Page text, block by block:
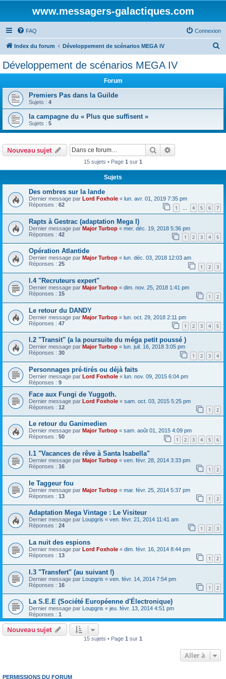
www.messagers-galactiques.com
FAQ Connexion
Index du forum Développement de scénarios MEGA IV
h
Développement de scénarios MEGA IV
Forum
Premiers Pas dans la Guilde
Sujets : 4
la campagne du « Plus que suffisent »
Sujets : 5
Nouveau sujet Rechercher
15 sujets • Page 1 sur 1
Sujets
Des ombres sur la lande
Dernier message par Lord Foxhole « lun. avr. 01, 2019 7:35 pm
Réponses : 62 1 … 4 5 6 7
Rapts à Gestrac (adaptation Mega I)
Dernier message par Major Turbop « mer. déc. 19, 2018 5:36 pm
Réponses : 42 1 2 3 4 5
Opération Atlantide
Dernier message par Major Turbop « lun. déc. 03, 2018 12:03 am
Réponses : 25 1 2 3
I.4 "Recruteurs expert"
Dernier message par Major Turbop « dim. nov. 25, 2018 1:41 pm
Réponses : 15 1 2
Le retour du DANDY
Dernier message par Major Turbop « lun. oct. 29, 2018 2:11 pm
Réponses : 47 1 2 3 4 5
I.2 "Transit" (a la poursuite du méga petit poussé )
Dernier message par Major Turbop « lun. juil. 16, 2018 3:05 pm
Réponses : 30 1 2 3 4
Personnages pré-tirés ou déjà faits
Dernier message par Lord Foxhole « lun. nov. 09, 2015 6:04 pm
Réponses : 9
Face aux Fungi de Yuggoth.
Dernier message par Lord Foxhole « sam. oct. 03, 2015 5:25 pm
Réponses : 12 1 2
Le retour du Ganimedien
Dernier message par Major Turbop « sam. août 01, 2015 4:09 pm
Réponses : 50 1 2 3 4 5 6
I.1 "Vacances de rêve à Santa Isabella"
Dernier message par Major Turbop « ven. févr. 28, 2014 3:33 pm
Réponses : 16 1 2
le Taggeur fou
Dernier message par Major Turbop « mar. févr. 25, 2014 5:37 pm
Réponses : 13 1 2
Adaptation Mega Vintage : Le Visiteur
Dernier message par Loupgris « ven. févr. 21, 2014 11:41 am
Réponses : 24 1 2 3
La nuit des espions
Dernier message par Lord Foxhole « dim. févr. 16, 2014 8:44 pm
Réponses : 13 1 2
I.3 "Transfert" (au suivant !)
Dernier message par Loupgris « ven. févr. 14, 2014 7:54 pm
Réponses : 16 1 2
La S.E.E (Société Européenne d'Électronique)
Dernier message par Loupgris « jeu. févr. 13, 2014 4:51 pm
Réponses : 1
Nouveau sujet
15 sujets • Page 1 sur 1
Aller à
PERMISSIONS DU FORUM